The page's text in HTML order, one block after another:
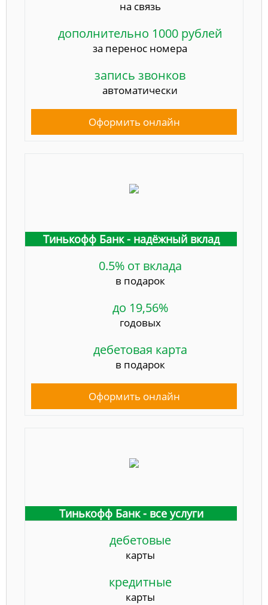
на связь
дополнительно 1000 рублей
за перенос номера
запись звонков
автоматически
Оформить онлайн
Тинькофф Банк - надёжный вклад
0.5% от вклада
в подарок
до 19,56%
годовых
дебетовая карта
в подарок
Оформить онлайн
Тинькофф Банк - все услуги
дебетовые
карты
кредитные
карты